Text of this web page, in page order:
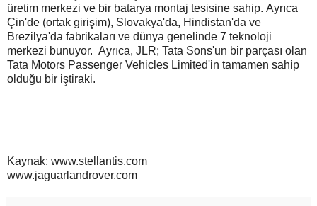
üretim merkezi ve bir batarya montaj tesisine sahip. Ayrıca
Çin'de (ortak girişim), Slovakya'da, Hindistan'da ve
Brezilya'da fabrikaları ve dünya genelinde 7 teknoloji
merkezi bunuyor. Ayrıca, JLR; Tata Sons'un bir parçası olan
Tata Motors Passenger Vehicles Limited'in tamamen sahip
olduğu bir iştiraki.
Kaynak: www.stellantis.com
www.jaguarlandrover.com